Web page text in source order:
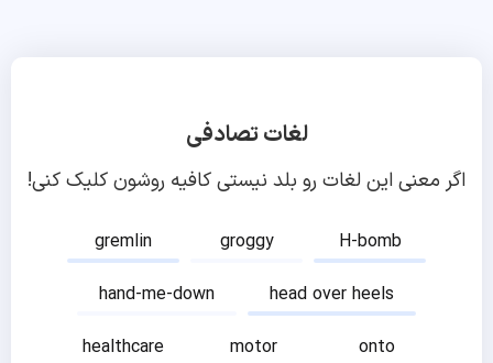
لغات تصادفی
اگر معنی این لغات رو بلد نیستی کافیه روشون کلیک کنی!
gremlin groggy
H-bomb
hand-me-down
head over heels
healthcare
motor
onto